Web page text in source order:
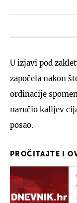
U izjavi pod
započela nakon
ordinacije
naručio kalijev
posao.
PROČITAJTE I